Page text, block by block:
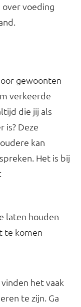
voeding
gewoonten
verkeerde
die jij als
is? Deze
kan
Het is bij
laten houden
te komen
het vaak
te zijn. Ga